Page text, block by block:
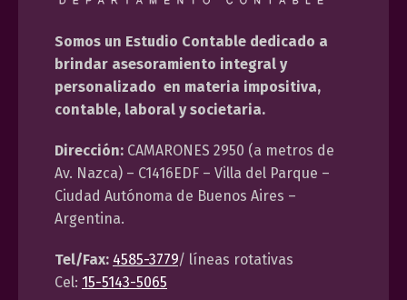
Somos un Estudio Contable dedicado a
brindar asesoramiento integral y
personalizado en materia impositiva,
contable, laboral y societaria.
Dirección: CAMARONES 2950 (a metros de
Av. Nazca) – C1416EDF – Villa del Parque –
Ciudad Autónoma de Buenos Aires –
Argentina.
Tel/Fax: 4585-3779/ líneas rotativas
Cel: 15-5143-5065